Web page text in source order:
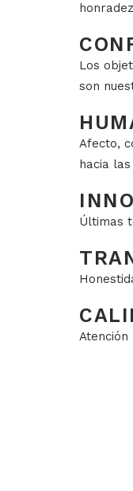
Los
son
Afecto,
hacia
Últimas